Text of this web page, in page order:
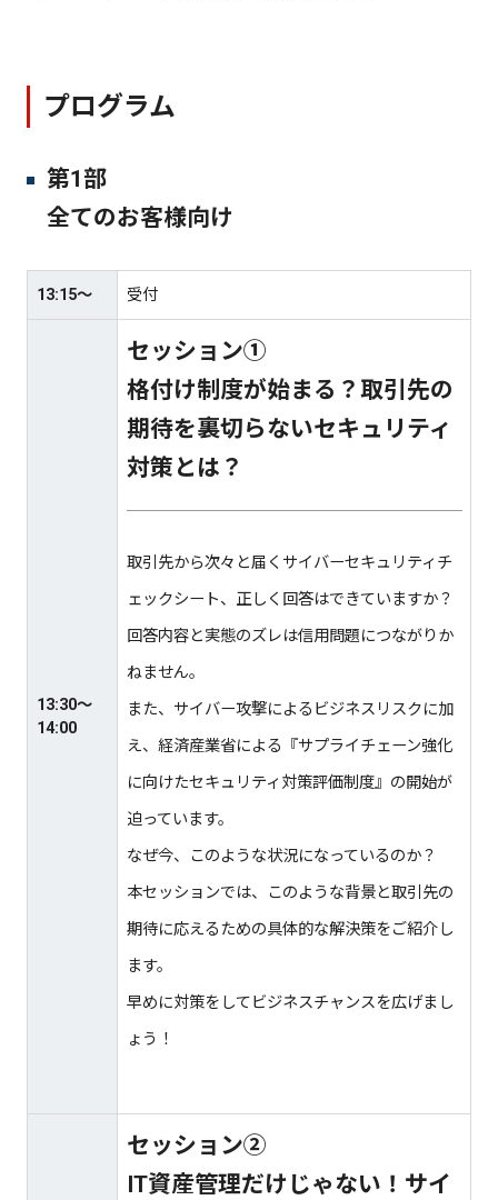
プログラム
第1部
全てのお客様向け
13:15～ 受付
13:30〜
14:00
セッション①
格付け制度が始まる？取引先の
期待を裏切らないセキュリティ
対策とは？
取引先から次々と届くサイバーセキュリティチ
ェックシート、正しく回答はできていますか？
回答内容と実態のズレは信用問題につながりか
ねません。
また、サイバー攻撃によるビジネスリスクに加
え、経済産業省による『サプライチェーン強化
に向けたセキュリティ対策評価制度』の開始が
迫っています。
なぜ今、このような状況になっているのか？
本セッションでは、このような背景と取引先の
期待に応えるための具体的な解決策をご紹介し
ます。
早めに対策をしてビジネスチャンスを広げまし
ょう！
セッション②
IT資産管理だけじゃない！サイ